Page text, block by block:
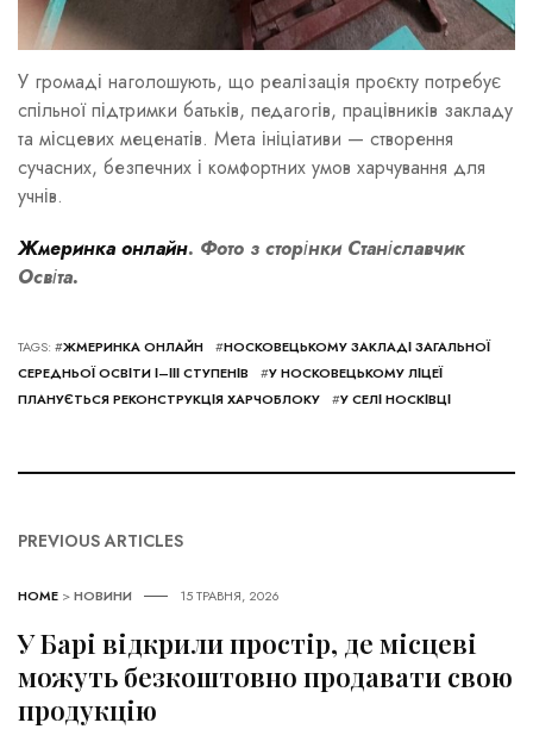
У громаді наголошують, що реалізація проєкту потребує
спільної підтримки батьків, педагогів, працівників закладу
та місцевих меценатів. Мета ініціативи — створення
сучасних, безпечних і комфортних умов харчування для
учнів.
Жмеринка онлайн. Фото з сторінки Станіславчик
Освіта.
TAGS: #ЖМЕРИНКА ОНЛАЙН #НОСКОВЕЦЬКОМУ ЗАКЛАДІ ЗАГАЛЬНОЇ
СЕРЕДНЬОЇ ОСВІТИ І–ІІІ СТУПЕНІВ
#У НОСКОВЕЦЬКОМУ ЛІЦЕЇ
ПЛАНУЄТЬСЯ РЕКОНСТРУКЦІЯ ХАРЧОБЛОКУ
#У СЕЛІ НОСКІВЦІ
PREVIOUS ARTICLES
HOME >НОВИНИ 15 ТРАВНЯ, 2026
У Барі відкрили простір, де місцеві
можуть безкоштовно продавати свою
продукцію